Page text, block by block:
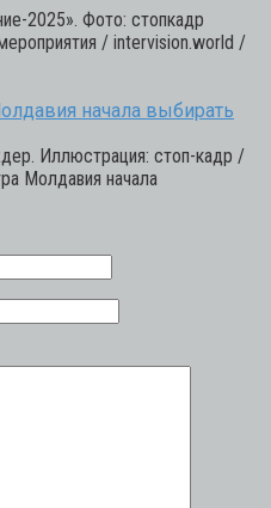
2025». Фото: стопкадр
/ intervision.world /
начала выбирать
Иллюстрация: стоп-кадр /
Молдавия начала